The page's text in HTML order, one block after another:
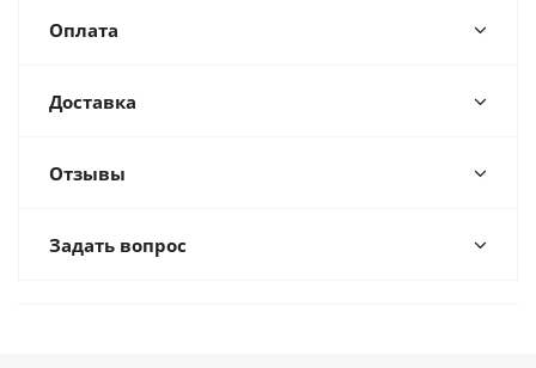
Оплата
Доставка
Отзывы
Задать вопрос